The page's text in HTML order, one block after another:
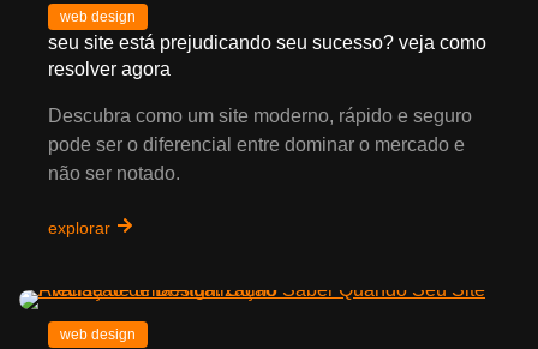
web design
seu site está prejudicando seu sucesso? veja como
resolver agora
Descubra como um site moderno, rápido e seguro
pode ser o diferencial entre dominar o mercado e
não ser notado.
explorar
web design